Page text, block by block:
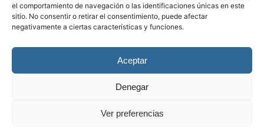
el comportamiento de navegación o las identificaciones únicas en este
sitio. No consentir o retirar el consentimiento, puede afectar
negativamente a ciertas características y funciones.
Aceptar
Denegar
Ver preferencias
Contacto
Copyright 2025. Todos los derechos reservados. Diseñado por